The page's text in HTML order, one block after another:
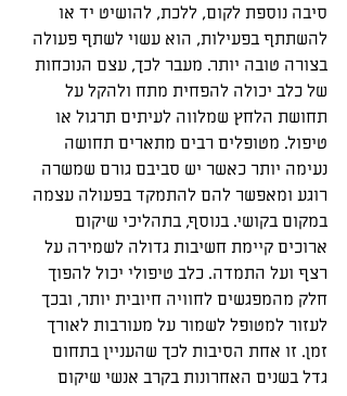
סיבה נוספת לקום, ללכת, להושיט יד או
להשתתף בפעילות, הוא עשוי לשתף פעולה
בצורה טובה יותר. מעבר לכך, עצם הנוכחות
של כלב יכולה להפחית מתח ולהקל על
תחושת הלחץ שמלווה לעיתים תרגול או
טיפול. מטופלים רבים מתארים תחושה
נעימה יותר כאשר יש סביבם גורם שמשרה
רוגע ומאפשר להם להתמקד בפעולה עצמה
במקום בקושי. בנוסף, בתהליכי שיקום
ארוכים קיימת חשיבות גדולה לשמירה על
רצף ועל התמדה. כלב טיפולי יכול להפוך
חלק מהמפגשים לחוויה חיובית יותר, ובכך
לעזור למטופל לשמור על מעורבות לאורך
זמן. זו אחת הסיבות לכך שהעניין בתחום
גדל בשנים האחרונות בקרב אנשי שיקום